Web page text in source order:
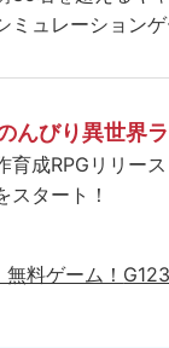
ミュレーションゲ
のんびり異世界
育成RPGリリー
スタート！
料ゲーム！